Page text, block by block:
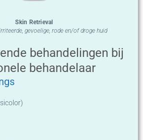
Skin Retrieval
gevoelige, rode en/of droge huid
behandelingen bij
behandelaar